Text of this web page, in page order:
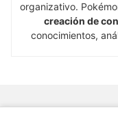
organizativo.
creación de
conocimientos,